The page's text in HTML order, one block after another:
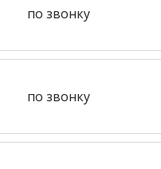
по звонку
по звонку